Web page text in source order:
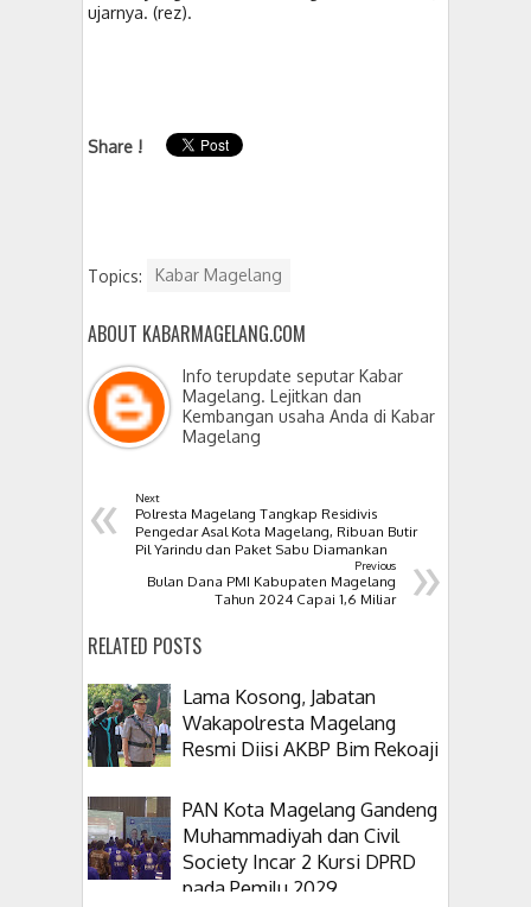
ujarnya. (rez).
Share !
Topics: Kabar Magelang
ABOUT KABARMAGELANG.COM
Info terupdate seputar Kabar
Magelang. Lejitkan dan
Kembangan usaha Anda di Kabar
Magelang
« Next
Polresta Magelang Tangkap Residivis
Pengedar Asal Kota Magelang, Ribuan Butir
Pil Yarindu dan Paket Sabu Diamankan
»
Previous
Bulan Dana PMI Kabupaten Magelang
Tahun 2024 Capai 1,6 Miliar
RELATED POSTS
Lama Kosong, Jabatan
Wakapolresta Magelang
Resmi Diisi AKBP Bim Rekoaji
PAN Kota Magelang Gandeng
Muhammadiyah dan Civil
Society Incar 2 Kursi DPRD
pada Pemilu 2029